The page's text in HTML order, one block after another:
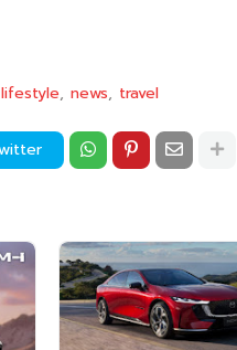
lifestyle news travel